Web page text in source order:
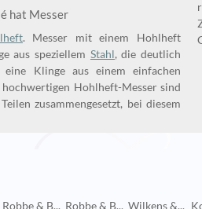
Topázio Don José hat Messer
. Messer mit einem Hohlheft
aus speziellem Stahl, die deutlich
Klinge aus einem einfachen
Hohlheft-Messer sind
zusammengesetzt, bei diesem
Robbe & B... Robbe & B... Wilkens &...